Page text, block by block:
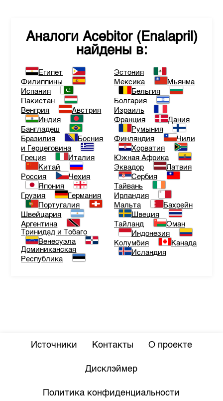
Аналоги Acebitor (Enalapril)
найдены в:
Египет
Филиппины
Испания
Пакистан
Венгрия
Австрия
Индия
Бангладеш
Бразилия
Босния
и Герцеговина
Греция
Италия
Китай
Россия
Чехия
Япония
Грузия
Германия
Португалия
Швейцария
Аргентина
Тринидад и Тобаго
Венесуэла
Доминиканская
Республика
Эстония
Мексика
Мьянма
Бельгия
Болгария
Израиль
Франция
Дания
Румыния
Финляндия
Чили
Хорватия
Южная Африка
Эквадор
Латвия
Сербия
Тайвань
Ирландия
Мальта
Бахрейн
Швеция
Тайланд
Оман
Индонезия
Колумбия
Канада
Исландия
Источники Контакты О проекте
Дисклэймер
Политика конфиденциальности